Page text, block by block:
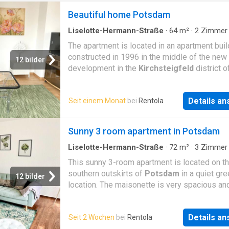
12 bilder
Beautiful home Potsdam
Liselotte-Hermann-Straße · 64m² · 2 Zimmer
The apartment is located in an apartment
constructed in 1996 in the middle of the new
development in the Kirchsteigfeld district
newest residential area, located in the
the city and thus in close proximity to the
motorway / Potsdam-Drewitz exit. A small
building. Bus and tram stops are within
distance, just a few minutes away. By car, you
reach Europarc Dreilinden in 7 minutes and
West in about 10-15 minutes. Supermarkets, a
pharmacy, a medical center, a bakery,
restaurants/cafés/bistros, and the Stern-
Seit einem Monat bei Rentola Details
12 bilder
Sunny 3 room apartment in Potsdam
Liselotte-Hermann-Straße · 72 m² · 3 Zimmer
This sunny 3-room apartment is located on
southern outskirts of Potsdam in a quiet
location. The maisonette is very spacious
kitchen with window and a guest toilet. The
equipped kitchen offers modern kitchen
Seit 2 Wochen bei Rentola Details